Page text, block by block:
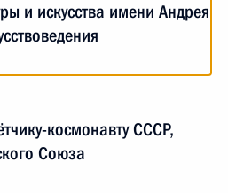
и искусства имени Андрея
космонавту СССР,
Союза